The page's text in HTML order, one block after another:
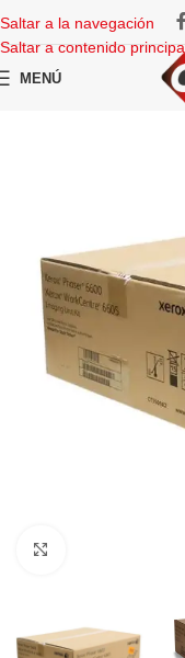
Saltar a la navegación
Saltar a contenido
MENÚ